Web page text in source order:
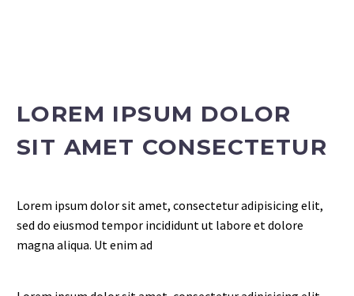
LOREM IPSUM DOLOR
SIT AMET CONSECTETUR
Lorem ipsum dolor sit amet, consectetur adipisicing elit,
sed do eiusmod tempor incididunt ut labore et dolore
magna aliqua. Ut enim ad